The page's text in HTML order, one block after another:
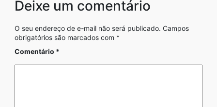
Deixe um comentário
O seu endereço de e-mail não será publicado. Campos
obrigatórios são marcados com *
Comentário *